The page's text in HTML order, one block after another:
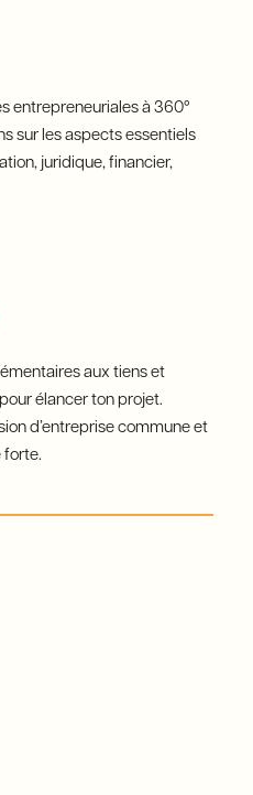
entrepreneuriales à 360°
sur les aspects essentiels
juridique, financier,
aux tiens et
élancer ton projet.
d’entreprise commune et
forte.